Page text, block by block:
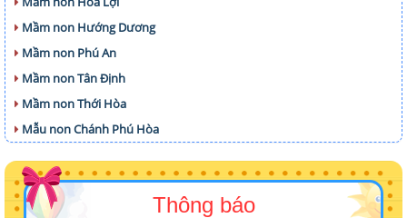
Mầm non Hướng Dương
Mầm non Phú An
Mầm non Tân Định
Mầm non Thới Hòa
Mẫu non Chánh Phú Hòa
Thông báo